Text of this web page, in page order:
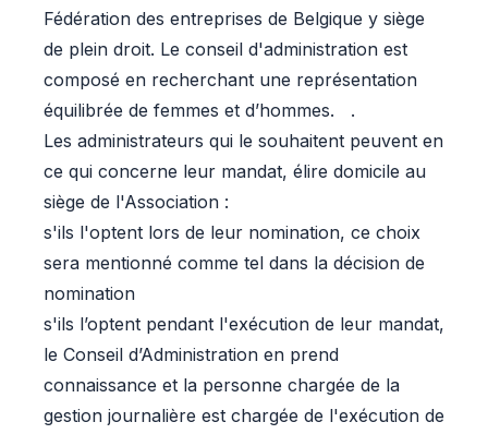
Fédération des entreprises de Belgique y siège
de plein droit. Le conseil d'administration est
composé en recherchant une représentation
équilibrée de femmes et d’hommes. .
Les administrateurs qui le souhaitent peuvent en
ce qui concerne leur mandat, élire domicile au
siège de l'Association :
s'ils l'optent lors de leur nomination, ce choix
sera mentionné comme tel dans la décision de
nomination
s'ils l’optent pendant l'exécution de leur mandat,
le Conseil d’Administration en prend
connaissance et la personne chargée de la
gestion journalière est chargée de l'exécution de